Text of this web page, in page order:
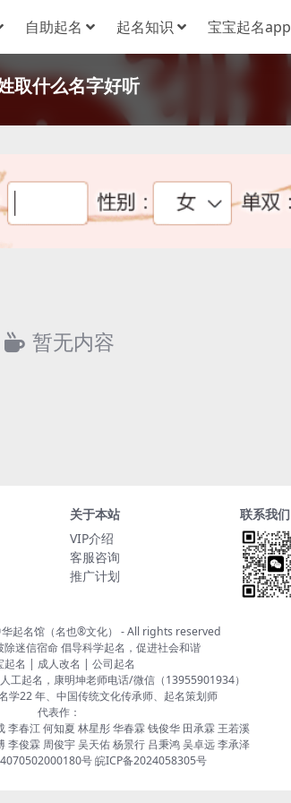
自助起名 起名知识 宝宝起名app
取什么名字好听
暂无内容
关于本站
VIP介绍
客服咨询
推广计划
联系我们
起名馆（名也®文化） - All rights reserved
迷信宿命 倡导科学起名，促进社会和谐
起名 | 成人改名 | 公司起名
工起名，康明坤老师电话/微信（13955901934）
学22 年、中国传统文化传承师、起名策划师
代表作：
李春江 何知夏 林星彤 华春霖 钱俊华 田承霖 王若溪
李俊霖 周俊宇 吴天佑 杨景行 吕秉鸿 吴卓远 李承泽
号皖ICP备2024058305号